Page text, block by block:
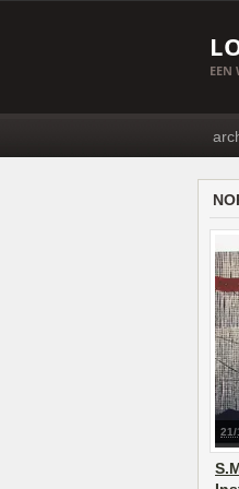
EEN
21/